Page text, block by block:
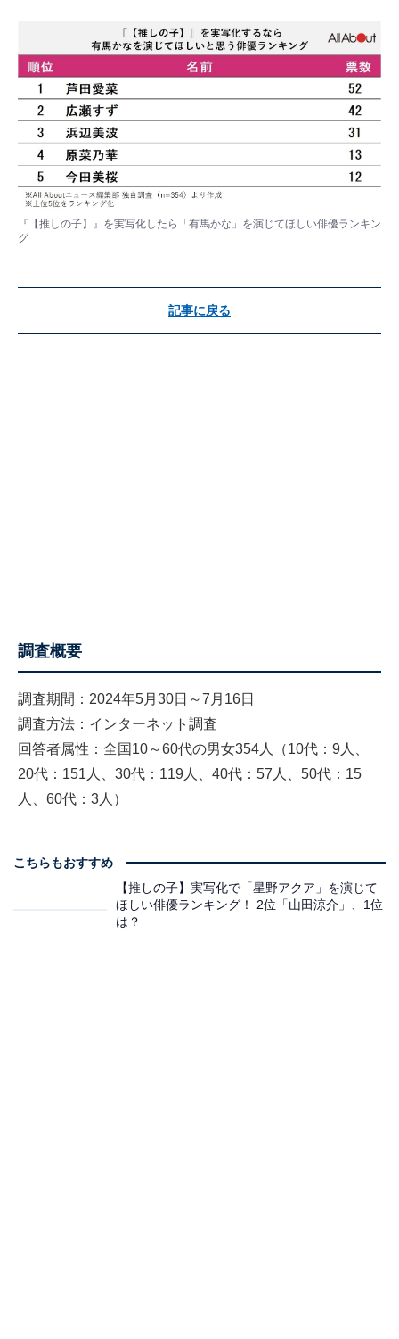
『【推しの子】』を実写化したら「有馬かな」を演じてほしい俳優ランキン
グ
記事に戻る
調査概要
調査期間：2024年5月30日～7月16日
調査方法：インターネット調査
回答者属性：全国10～60代の男女354人（10代：9人、
20代：151人、30代：119人、40代：57人、50代：15
人、60代：3人）
こちらもおすすめ
【推しの子】実写化で「星野アクア」を演じて
ほしい俳優ランキング！ 2位「山田涼介」、1位
は？